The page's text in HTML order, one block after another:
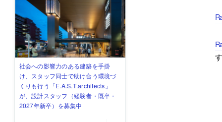
佐々木慧が主宰する「axonometric株
式会社」が、設計スタッフ（経験
者・既卒・2027年新卒）を募集中
古民家を軸に全国で“価値循環の仕組
み”を作り、リモートワーク主体の働
き方を実践する「株式会社つぎと」
が、設計スタッフ（経験者・既卒）
を募集中
リノベる株式会社が、設計パートナ
ー (業務委託) を募集中
社会への影響力のある建築を手掛
け、スタッフ同士で助け合う環境づ
くりも行う「E.A.S.T.architects」
が、設計スタッフ（経験者・既卒・
2027年新卒）を募集中
代官山を拠点に活動する「梅澤竜也 /
ALA INC.」が、設計スタッフ・アル
バイト・事務職を募集中